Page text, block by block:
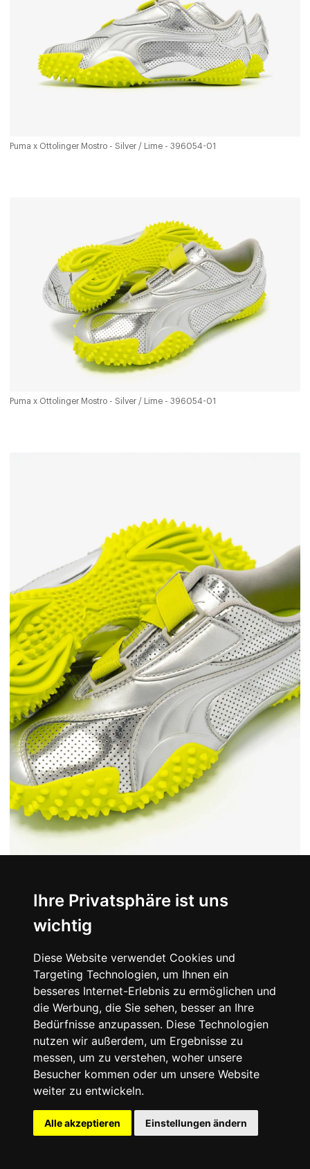
Ihre Privatsphäre ist uns
wichtig
Diese Website verwendet Cookies und
Targeting Technologien, um Ihnen ein
besseres Internet-Erlebnis zu ermöglichen und
die Werbung, die Sie sehen, besser an Ihre
Bedürfnisse anzupassen. Diese Technologien
nutzen wir außerdem, um Ergebnisse zu
messen, um zu verstehen, woher unsere
Besucher kommen oder um unsere Website
weiter zu entwickeln.
Alle akzeptieren Einstellungen ändern
Puma x Ottolinger Mostro - Silver / Lime - 396054-01
Puma x Ottolinger Mostro - Silver / Lime - 396054-01